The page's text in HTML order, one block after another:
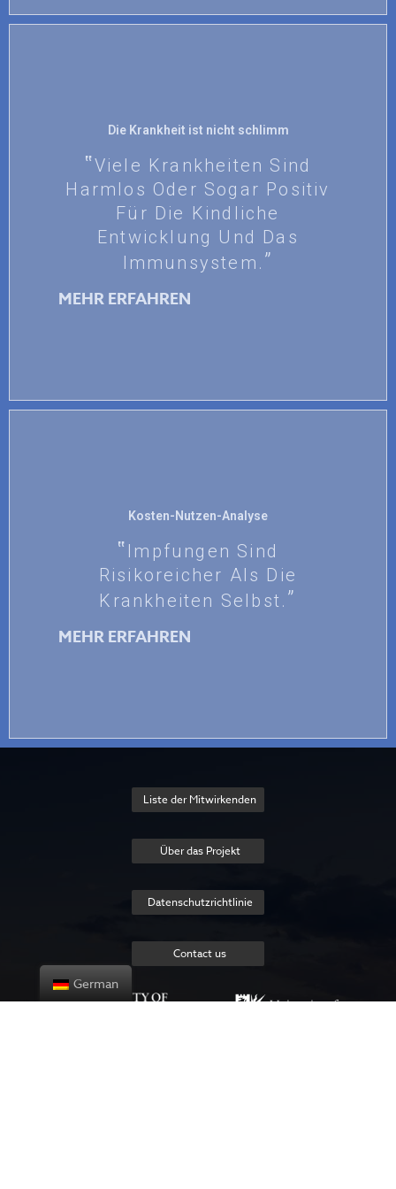
Die Krankheit ist nicht schlimm
Viele Krankheiten Sind
Harmlos Oder Sogar Positiv
Für Die Kindliche
Entwicklung Und Das
Immunsystem.
MEHR ERFAHREN
Kosten-Nutzen-Analyse
Impfungen Sind
Risikoreicher Als Die
Krankheiten Selbst.
MEHR ERFAHREN
Liste der Mitwirkenden
Über das Projekt
Datenschutzrichtlinie
Contact us
German